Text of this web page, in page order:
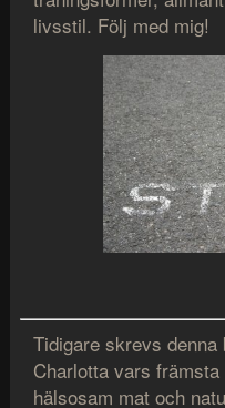
livsstil. Följ med mig!
Tidigare skrevs
Charlotta vars
hälsosam mat och